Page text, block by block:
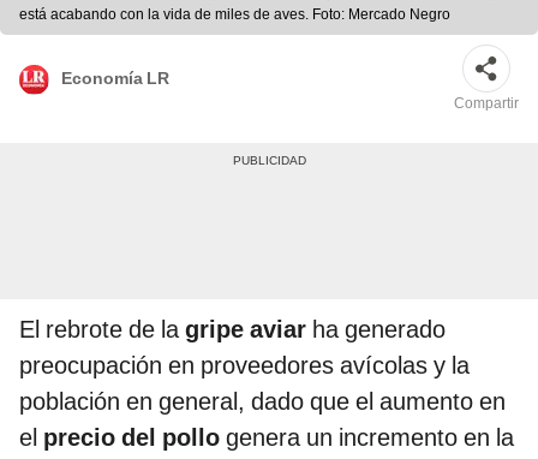
está acabando con la vida de miles de aves. Foto: Mercado Negro
Economía LR
Compartir
El rebrote de lagripe aviar ha generado
preocupación en proveedores avícolas y la
población en general, dado que el aumento en
el precio del pollo genera un incremento en la